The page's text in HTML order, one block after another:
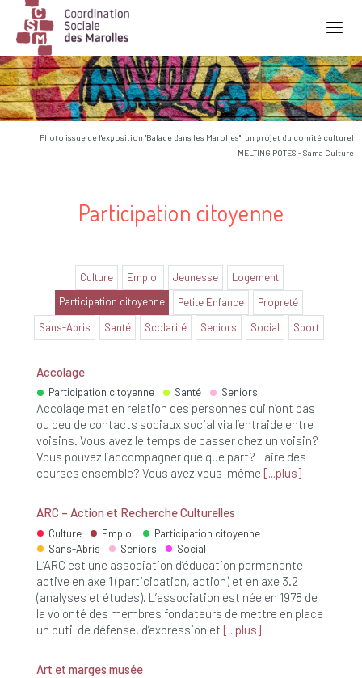
Main Navigation
Photo issue de l'exposition "Balade dans les Marolles", un projet du comité culturel
MELTING POTES - Sama Culture
Participation citoyenne
Culture Emploi Jeunesse
Logement
Participation citoyenne
Petite Enfance
Propreté
Sans-Abris
Santé Scolarité Seniors Social Sport
Accolage
Participation citoyenne Santé Seniors
Accolage met en relation des personnes qui n’ont pas
ou peu de contacts sociaux social via l’entraide entre
voisins. Vous avez le temps de passer chez un voisin?
Vous pouvez l’accompagner quelque part? Faire des
courses ensemble? Vous avez vous-même
plus
ARC – Action et Recherche Culturelles
Culture Emploi
Participation citoyenne
Sans-Abris
Seniors Social
L’ARC est une association d’éducation permanente
active en axe 1 (participation, action) et en axe 3.2
(analyses et études). L’association est née en 1978 de
la volonté des membres fondateurs de mettre en place
un outil de défense, d’expression et
plus
Art et marges musée